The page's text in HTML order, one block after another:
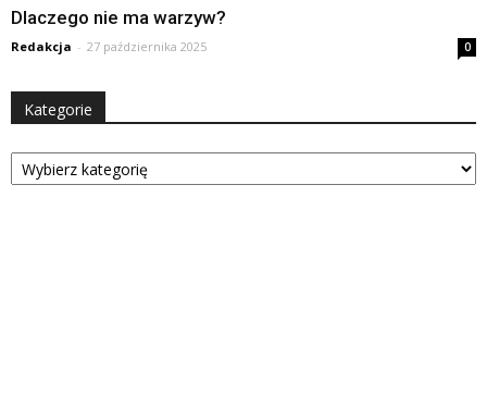
Dlaczego nie ma warzyw?
Redakcja - 27 października 2025 0
Kategorie
Kategorie